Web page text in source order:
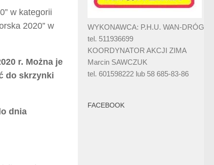
w kategorii
2020” w
r. Można je
do skrzynki
dnia
WYKONAWCA: P.H.U. WAN-DRÓG
tel. 511936699
KOORDYNATOR AKCJI ZIMA
Marcin SAWCZUK
tel. 601598222 lub 58 685-83-86
FACEBOOK